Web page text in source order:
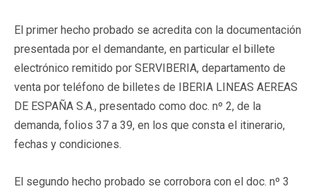
El primer hecho probado se acredita con la documentación
presentada por el demandante, en particular el billete
electrónico remitido por SERVIBERIA, departamento de
venta por teléfono de billetes de IBERIA LINEAS AEREAS
DE ESPAÑA S.A., presentado como doc. nº 2, de la
demanda, folios 37 a 39, en los que consta el itinerario,
fechas y condiciones.
El segundo hecho probado se corrobora con el doc. nº 3